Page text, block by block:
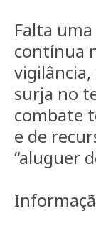
Falta
contínua
surja no
combate
e de
“aluguer